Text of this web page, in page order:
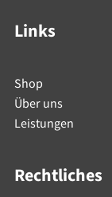
Links
Shop
Über uns
Leistungen
Rechtliches